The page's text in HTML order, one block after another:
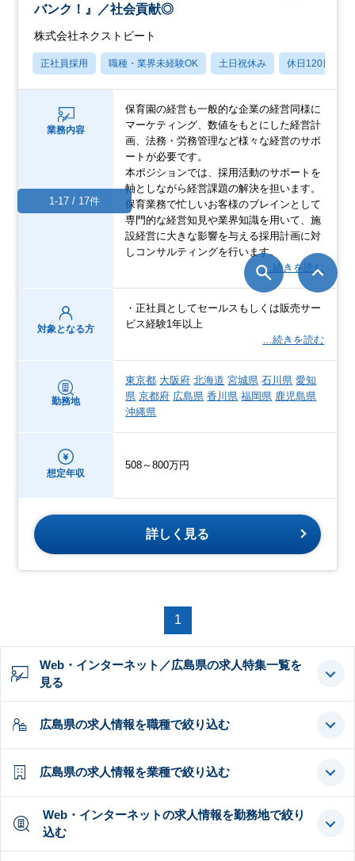
バンク！』／社会貢献◎
株式会社ネクストビート
正社員採用 職種・業界未経験OK 土日祝休み 休日120日以上
業務内容
保育園の経営も一般的な企業の経営同様に
マーケティング、数値をもとにした経営計
画、法務・労務管理など様々な経営のサポ
ートが必要です。
本ポジションでは、採用活動のサポートを
軸としながら経営課題の解決を担います。
保育業務で忙しいお客様のブレインとして
専門的な経営知見や業界知識を用いて、施
設経営に大きな影響を与える採用計画に対
しコンサルティングを行います。
…続きを読む
対象となる方
・正社員としてセールスもしくは販売サー
ビス経験1年以上
…続きを読む
勤務地
東京都 大阪府 北海道 宮城県 石川県 愛知
県 京都府 広島県 香川県 福岡県 鹿児島県
沖縄県
想定年収
508～800万円
詳しく見る
1
Web・インターネット／広島県の求人特集一覧を
見る
広島県の求人情報を職種で絞り込む
広島県の求人情報を業種で絞り込む
Web・インターネットの求人情報を勤務地で絞り
込む
1-17 / 17件